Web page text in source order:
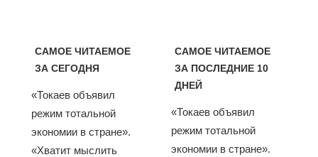
САМОЕ ЧИТАЕМОЕ
ЗА СЕГОДНЯ
«Токаев объявил
режим тотальной
экономии в стране».
«Хватит мыслить
САМОЕ ЧИТАЕМОЕ
ЗА ПОСЛЕДНИЕ 10
ДНЕЙ
«Токаев объявил
режим тотальной
экономии в стране».